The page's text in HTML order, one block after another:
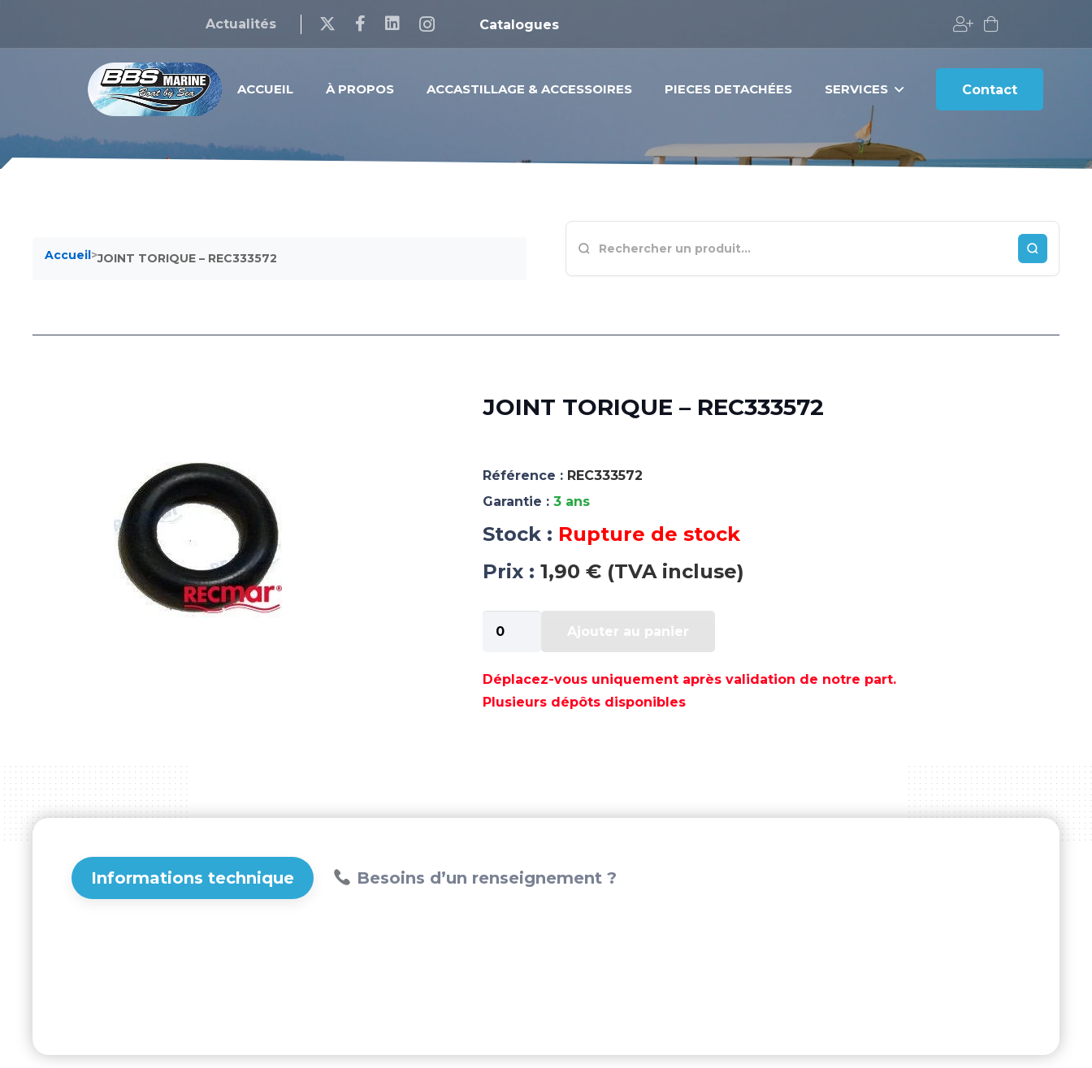
Actualités Catalogues
ACCUEIL À PROPOS ACCASTILLAGE & ACCESSOIRES PIECES DETACHÉES SERVICES Contact
Accueil>JOINT TORIQUE – REC333572
JOINT TORIQUE – REC333572
Référence : REC333572
Garantie : 3 ans
Stock : Rupture de stock
Prix : 1,90 € (TVA incluse)
de
TORIQUE
-
Ajouter au panier
Déplacez-vous uniquement après validation de notre part.
Plusieurs dépôts disponibles
Informations technique Besoins d’un renseignement ?